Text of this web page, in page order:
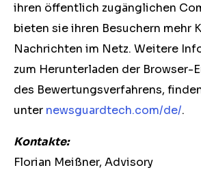
ihren öffentlich zugänglichen
bieten sie ihren Besuchern mehr
Nachrichten im Netz. Weitere
zum Herunterladen der Browser-
des Bewertungsverfahrens,
unter newsguardtech.com/de/.
Kontakte:
Florian Meißner, Advisory